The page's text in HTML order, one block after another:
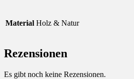
Material Holz & Natur
Rezensionen
Es gibt noch keine Rezensionen.